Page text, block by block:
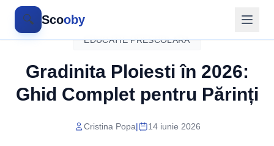
🔍 Scooby
EDUCATIE PRESCOLARA
Gradinita Ploiesti în 2026:
Ghid Complet pentru Părinți
Cristina Popa| 14 iunie 2026